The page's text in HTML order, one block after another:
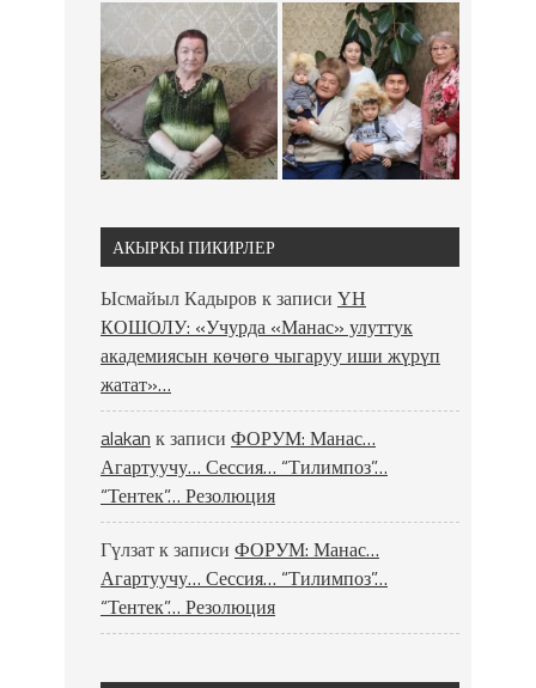
АКЫРКЫ ПИКИРЛЕР
Ысмайыл Кадыров к записи ҮН
КОШОЛУ: «Учурда «Манас» улуттук
академиясын көчөгө чыгаруу иши жүрүп
жатат»…
alakan к записи ФОРУМ: Манас…
Агартуучу… Сессия… “Тилимпоз”…
“Тентек”… Резолюция
Гүлзатк записи ФОРУМ: Манас…
Агартуучу… Сессия… “Тилимпоз”…
“Тентек”… Резолюция